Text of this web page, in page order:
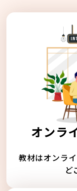
オンラ
教材はオンラ
ど